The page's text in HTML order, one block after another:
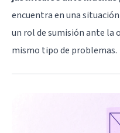
encuentra en una
un rol de sumisión ante la
mismo tipo de problemas.